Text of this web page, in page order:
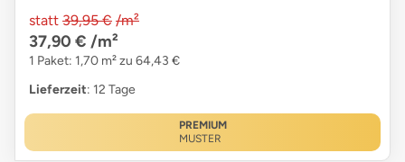
statt 39,95 € /m²
37,90 € /m²
1 Paket: 1,70 m² zu 64,43 €
Lieferzeit: 12 Tage
PREMIUM
MUSTER